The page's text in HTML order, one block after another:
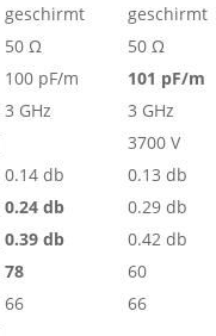
geschirmt
geschirmt
50 Ω
50 Ω
100 pF/m
101 pF/m
3 GHz
3 GHz
3700 V
0.14 db
0.13 db
0.24 db
0.29 db
0.39 db
0.42 db
78
60
66
66